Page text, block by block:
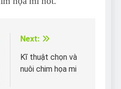
Next:
Kĩ thuật chọn và
nuôi chim họa mi